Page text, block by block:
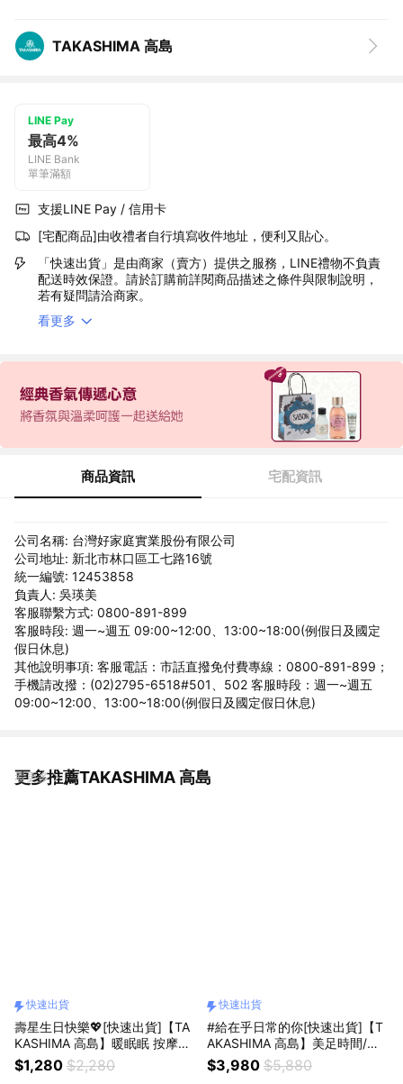
TAKASHIMA 高島
LINE Pay
最高4%
LINE Bank
單筆滿額
支援LINE Pay / 信用卡
[宅配商品]由收禮者自行填寫收件地址，便利又貼心。
「快速出貨」是由商家（賣方）提供之服務，LINE禮物不負責
配送時效保證。請於訂購前詳閱商品描述之條件與限制說明，
若有疑問請洽商家。
看更多
商品資訊 宅配資訊
公司名稱: 台灣好家庭實業股份有限公司
公司地址: 新北市林口區工七路16號
統一編號: 12453858
負責人: 吳瑛美
客服聯繫方式: 0800-891-899
客服時段: 週一~週五 09:00~12:00、13:00~18:00(例假日及國定
假日休息)
其他說明事項: 客服電話：市話直撥免付費專線：0800-891-899；
手機請改撥：(02)2795-6518#501、502 客服時段：週一~週五
09:00~12:00、13:00~18:00(例假日及國定假日休息)
更多推薦TAKASHIMA 高島
看更多
快速出貨
壽星生日快樂💖[快速出貨]【TA
KASHIMA 高島】暖眠眠 按摩眼
罩M-203(舒眠舒壓/生日禮物/獅
子座禮物)
$1,280 $2,280
快速出貨
#給在乎日常的你[快速出貨]【T
AKASHIMA 高島】美足時間/腳
底按摩器M-8812(生日禮物/情人
禮/孝親禮/母親節禮物/父親節禮
$3,980 $5,880